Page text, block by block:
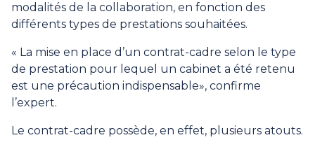
modalités de la collaboration, en fonction des
différents types de prestations souhaitées.
« La mise en place d’un contrat-cadre selon le type
de prestation pour lequel un cabinet a été retenu
est une précaution indispensable», confirme
l’expert.
Le contrat-cadre possède, en effet, plusieurs atouts.